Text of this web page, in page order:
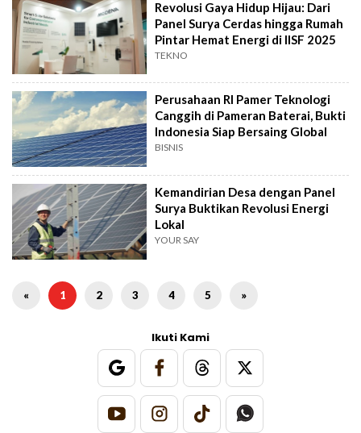
Revolusi Gaya Hidup Hijau: Dari
Panel Surya Cerdas hingga Rumah
Pintar Hemat Energi di IISF 2025
TEKNO
Perusahaan RI Pamer Teknologi
Canggih di Pameran Baterai, Bukti
Indonesia Siap Bersaing Global
BISNIS
Kemandirian Desa dengan Panel
Surya Buktikan Revolusi Energi
Lokal
YOUR SAY
« 1 2 3 4 5 »
Ikuti Kami